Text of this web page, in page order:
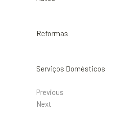
Reformas
Serviços Domésticos
Previous
Next